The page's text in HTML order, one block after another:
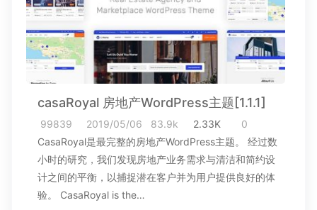
casaRoyal 房地产WordPress主题[1.1.1]
99839 2019/05/06 83.9k 2.33K
0
CasaRoyal是最完整的房地产WordPress主题。 经过数
小时的研究，我们发现房地产业务需求与清洁和简约设
计之间的平衡，以捕捉潜在客户并为用户提供良好的体
验。 CasaRoyal is the…